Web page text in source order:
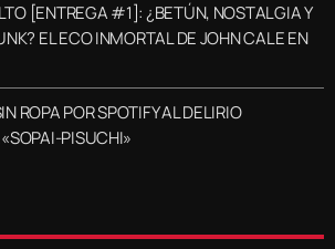
[ENTREGA #1]: ¿BETÚN, NOSTALGIA Y
EL ECO INMORTAL DE JOHN CALE EN
ROPA POR SPOTIFY AL DELIRIO
PISUCHI»